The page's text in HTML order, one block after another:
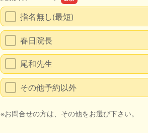
指名無し(最短)
春日院長
尾和先生
その他予約以外
※お問合せの方は、その他をお選び下さい。